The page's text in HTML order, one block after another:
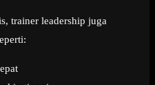
trainer leadership juga